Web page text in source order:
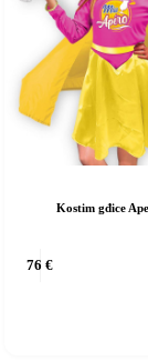
Kostim gđice
76€